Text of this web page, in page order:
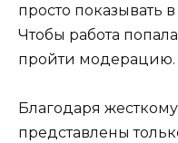
просто показывать
Чтобы работа
пройти модерацию.
Благодаря
представлены